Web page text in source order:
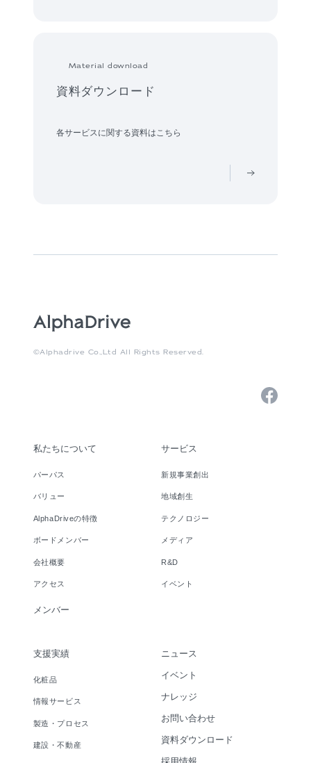
Material download
資料ダウンロード
各サービスに関する資料はこちら
©Alphadrive Co.,Ltd All Rights Reserved.
私たちについて
パーパス
バリュー
AlphaDriveの特徴
ボードメンバー
会社概要
アクセス
メンバー
サービス
新規事業創出
地域創生
テクノロジー
メディア
R&D
イベント
支援実績
化粧品
情報サービス
製造・プロセス
建設・不動産
ニュース
イベント
ナレッジ
お問い合わせ
資料ダウンロード